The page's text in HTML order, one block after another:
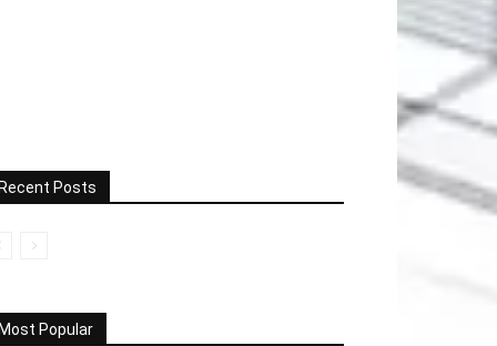
Posts
Popular